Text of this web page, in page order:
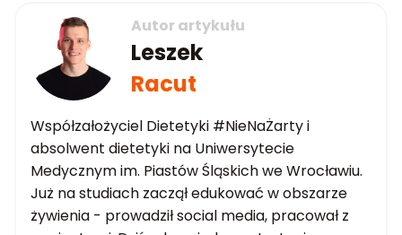
Autor artykułu
Leszek
Racut
Współzałożyciel Dietetyki #NieNaŻarty i
absolwent dietetyki na Uniwersytecie
Medycznym im. Piastów Śląskich we Wrocławiu.
Już na studiach zaczął edukować w obszarze
żywienia - prowadził social media, pracował z